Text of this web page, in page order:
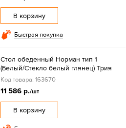
В корзину
Быстрая покупка
Стол обеденный Норман тип 1
(Белый/Стекло белый глянец) Трия
Код товара: 163670
11 586 р./шт
В корзину